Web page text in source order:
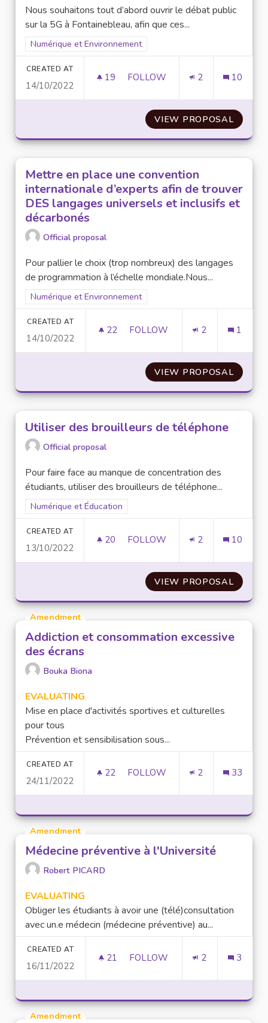
Nous souhaitons tout d’abord ouvrir le débat public
sur la 5G à Fontainebleau, afin que ces...
Filter results for scope: Numérique et Environnement
Numérique et Environnement
CREATED AT
14/10/2022
19 19 FOLLOWERS
FOLLOW 2 10
VIEW PROPOSALDÉBAT
Mettre en place une convention
internationale d’experts afin de trouver
DES langages universels et inclusifs et
décarbonés
Official proposal
Pour pallier le choix (trop nombreux) des langages
de programmation à l’échelle mondiale.Nous...
Filter results for scope: Numérique et Environnement
Numérique et Environnement
CREATED AT
14/10/2022
22 22 FOLLOWERS
FOLLOW 2 1
VIEW PROPOSAL
Utiliser des brouilleurs de téléphone
Official proposal
Pour faire face au manque de concentration des
étudiants, utiliser des brouilleurs de téléphone...
Filter results for scope: Numérique et Éducation
Numérique et Éducation
CREATED AT
13/10/2022
20 20 FOLLOWERS
FOLLOW 2 10
VIEW PROPOSAL
Amendment
Addiction et consommation excessive
des écrans
Bouka Biona
EVALUATING
Mise en place d'activités sportives et culturelles
pour tous
Prévention et sensibilisation sous...
CREATED AT
24/11/2022
22 22 FOLLOWERS
FOLLOW 2 33
Amendment
Médecine préventive à l'Université
Robert PICARD
EVALUATING
Obliger les étudiants à avoir une (télé)consultation
avec un.e médecin (médecine préventive) au...
CREATED AT
16/11/2022
21 21 FOLLOWERS
FOLLOW 2 3
Amendment